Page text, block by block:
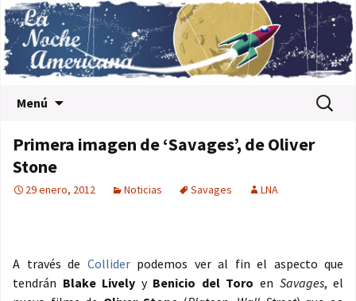
Menú Buscar:
Primera imagen de ‘Savages’, de Oliver
Stone
29 enero, 2012 Noticias Savages LNA
A través de Colliderpodemos ver al fin el aspecto que
tendrán Blake Lively y Benicio del Toro en Savages, el